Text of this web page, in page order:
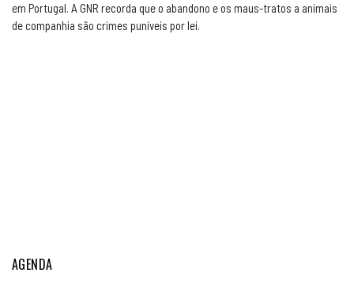
em Portugal. A GNR recorda que o abandono e os maus-tratos a animais
de companhia são crimes puníveis por lei.
AGENDA